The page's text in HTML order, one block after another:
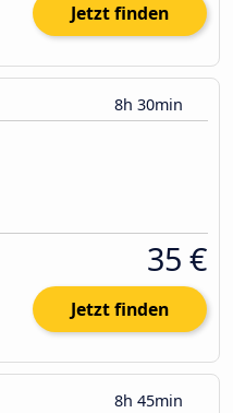
Jetzt finden
8h 30min
35 €
Jetzt finden
8h 45min